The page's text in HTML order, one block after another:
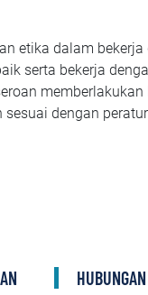
etika dalam
serta bekerja
memberlakukan
dengan